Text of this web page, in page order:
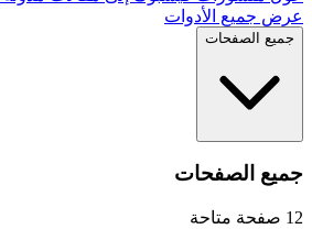
عرض جميع الأدوات
جميع الصفحات
جميع الصفحات
12 صفحة متاحة